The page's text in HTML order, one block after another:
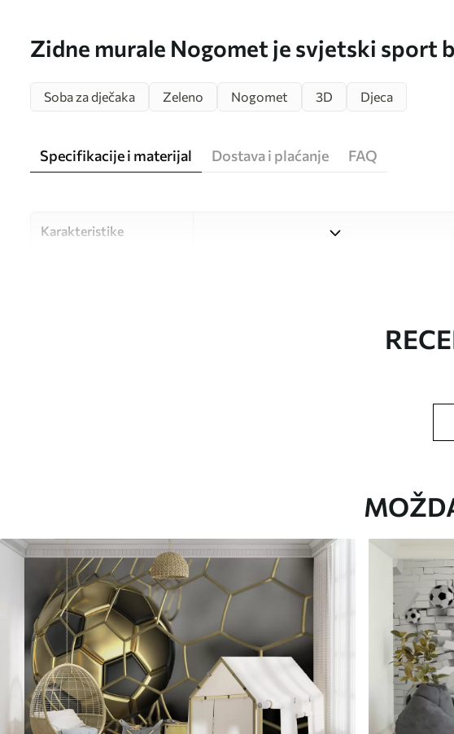
Zidne murale Nogomet je svjetski sport
Soba za dječaka Zeleno Nogomet 3D Djeca
Specifikacije i materijal Dostava i plaćanje FAQ
Karakteristike
Čišćenje
Tapete se mogu nježno čistiti mekom
čistiti vodom.
Način primjene Besprijekorna primjena
Dostupni materijali
Standard Premium